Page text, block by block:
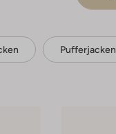
Pufferjacken